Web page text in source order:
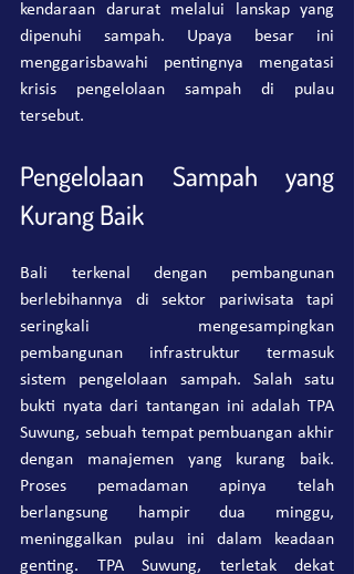
kendaraan darurat melalui lanskap yang
dipenuhi sampah. Upaya besar ini
menggarisbawahi pentingnya mengatasi
krisis pengelolaan sampah di pulau
tersebut.
Pengelolaan Sampah yang
Kurang Baik
Bali terkenal dengan pembangunan
berlebihannya di sektor pariwisata tapi
seringkali mengesampingkan
pembangunan infrastruktur termasuk
sistem pengelolaan sampah. Salah satu
bukti nyata dari tantangan ini adalah TPA
Suwung, sebuah tempat pembuangan akhir
dengan manajemen yang kurang baik.
Proses pemadaman apinya telah
berlangsung hampir dua minggu,
meninggalkan pulau ini dalam keadaan
genting. TPA Suwung, terletak dekat